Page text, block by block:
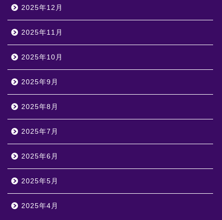
2025年12月
2025年11月
2025年10月
2025年9月
2025年8月
2025年7月
2025年6月
2025年5月
2025年4月